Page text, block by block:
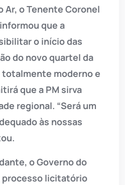
Ar, o Tenente Coronel
que a
o início das
do novo quartel da
totalmente moderno e
que a PM sirva
regional. “Será um
às nossas
o Governo do
processo licitatório